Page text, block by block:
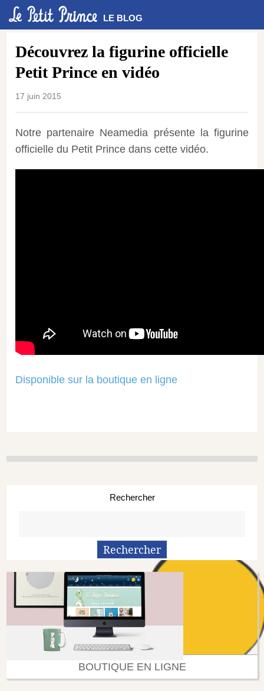
LE BLOG
Découvrez la figurine officielle
Petit Prince en vidéo
17 juin 2015
Notre partenaire Neamedia présente la figurine
officielle du Petit Prince dans cette vidéo.
Disponible sur la boutique en ligne
Rechercher
BOUTIQUE EN LIGNE